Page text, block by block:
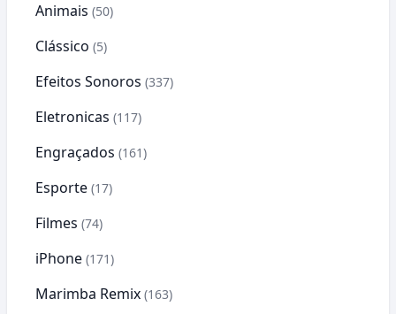
Animais (50)
Clássico (5)
Efeitos Sonoros (337)
Eletronicas (117)
Engraçados (161)
Esporte (17)
Filmes (74)
iPhone (171)
Marimba Remix (163)